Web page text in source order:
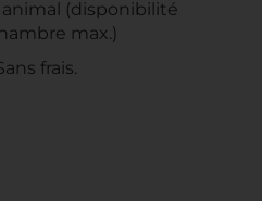
(disponibilité
max.)
frais.